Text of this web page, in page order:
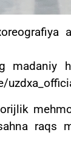
madaniy
raqs